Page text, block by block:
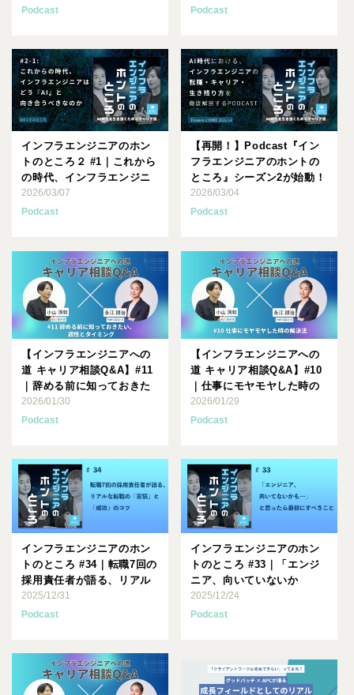
と･･･
Podcast
Podcast
インフラエンジニアのホン
トのところ２ #1｜これから
の時代、インフラエンジニ
アはどうAIと向き合うべ･･･
2026/03/07
Podcast
【再開！】Podcast『イン
フラエンジニアのホントの
ところ』シーズン2が始動！
テーマは「AI時代の･･･
2026/03/04
Podcast
【インフラエンジニアへの
道 キャリア相談Q&A】#11
｜辞める前に知っておきた
い、適性とタイミング
2026/01/30
Podcast
【インフラエンジニアへの
道 キャリア相談Q&A】#10
｜仕事にモヤモヤした時の
解決法
2026/01/29
Podcast
インフラエンジニアのホン
トのところ #34｜転職7回の
採用責任者が語る、リアル
な転職の「苦悩」と「成･･･
2025/12/31
Podcast
インフラエンジニアのホン
トのところ #33｜「エンジ
ニア、向いていないか
も…」と思ったら最初にす
べき･･･
2025/12/24
Podcast